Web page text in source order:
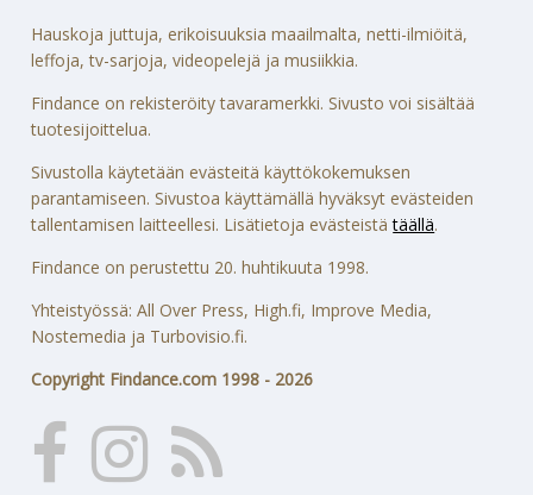
Hauskoja juttuja, erikoisuuksia maailmalta, netti-ilmiöitä,
leffoja, tv-sarjoja, videopelejä ja musiikkia.
Findance on rekisteröity tavaramerkki. Sivusto voi sisältää
tuotesijoittelua.
Sivustolla käytetään evästeitä käyttökokemuksen
parantamiseen. Sivustoa käyttämällä hyväksyt evästeiden
tallentamisen laitteellesi. Lisätietoja evästeistätäällä.
Findance on perustettu 20. huhtikuuta 1998.
Yhteistyössä: All Over Press, High.fi, Improve Media,
Nostemedia ja Turbovisio.fi.
Copyright Findance.com 1998 - 2026